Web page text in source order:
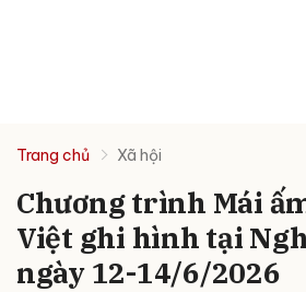
Trang chủ Xã hội
Chương trình Mái
Việt ghi hình tại
ngày 12-14/6/2026